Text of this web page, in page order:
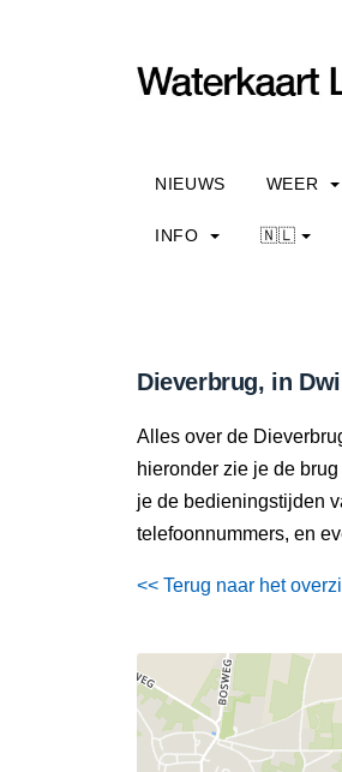
NIEUWS WEER
INFO 🇳🇱
Dieverbrug, in
Alles over de
hieronder zie je de
je de bedieningstijden
telefoonnummers, en
<< Terug naar het